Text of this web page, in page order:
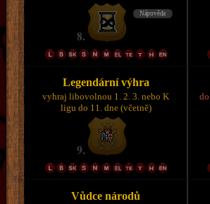
Legendární výhra
vyhraj libovolnou 1. 2. 3. nebo K
ligu do 11. dne (včetně)
Vůdce národů